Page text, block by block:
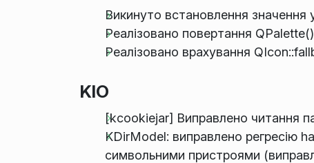
Викинуто встановлення значення
Реалізовано повертання
Реалізовано врахування
KIO
[kcookiejar] Виправлено читання
KDirModel: виправлено регресію
символьними пристроями